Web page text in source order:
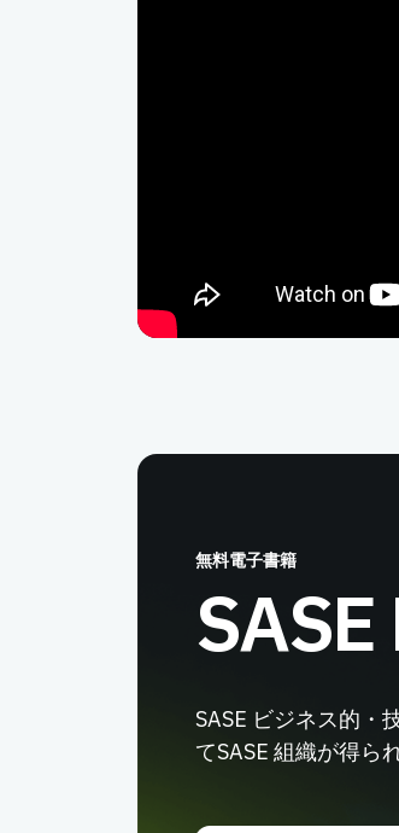
無料電子書籍
SASE ビジネス的・
てSASE 組織が得ら